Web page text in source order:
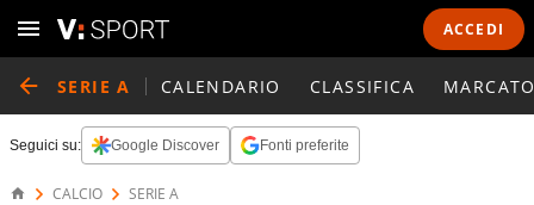
ACCEDI
SERIE A CALENDARIO CLASSIFICA
Seguici su: Google Discover Fonti preferite
CALCIO SERIE A